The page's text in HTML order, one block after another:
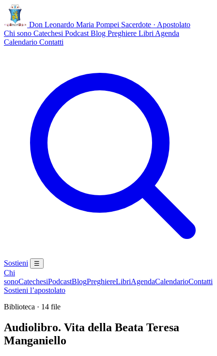
Don Leonardo Maria Pompei Sacerdote · Apostolato
Chi sono Catechesi Podcast Blog Preghiere Libri Agenda
Calendario Contatti
Sostieni ☰
Chi
sonoCatechesiPodcastBlogPreghiereLibriAgendaCalendarioContatti
Sostieni l’apostolato
Biblioteca · 14 file
Audiolibro. Vita della Beata Teresa
Manganiello